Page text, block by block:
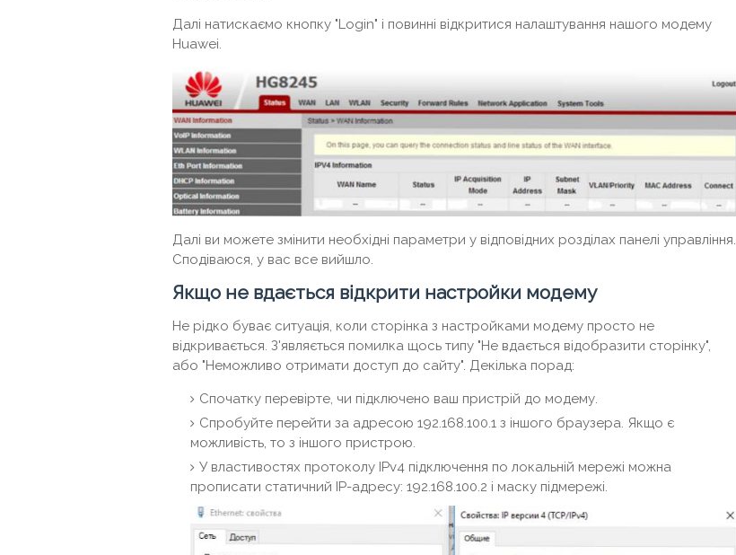
Далі натискаємо кнопку "Login" і повинні відкритися налаштування нашого модему
Huawei.
Далі ви можете змінити необхідні параметри у відповідних розділах панелі управління.
Сподіваюся, у вас все вийшло.
Якщо не вдається відкрити настройки модему
Не рідко буває ситуація, коли сторінка з настройками модему просто не
відкривається. З'являється помилка щось типу "Не вдається відобразити сторінку",
або "Неможливо отримати доступ до сайту". Декілька порад:
Спочатку перевірте, чи підключено ваш пристрій до модему.
Спробуйте перейти за адресою 192.168.100.1 з іншого браузера. Якщо є
можливість, то з іншого пристрою.
У властивостях протоколу IPv4 підключення по локальній мережі можна
прописати статичний IP-адресу: 192.168.100.2 і маску підмережі.